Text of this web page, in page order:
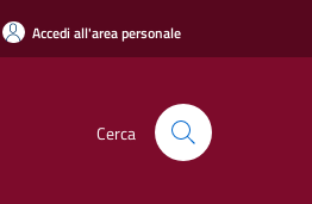
Accedi all'area personale
Cerca